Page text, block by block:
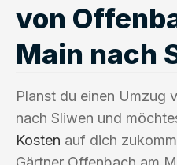
von
Main nach
Planst du einen Umzug
nach Sliwen und
Kosten auf dich